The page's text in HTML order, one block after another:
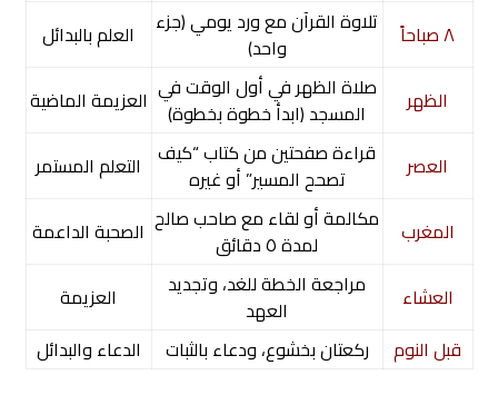
٨ صباحاً
تلاوة القرآن مع ورد يومي (جزء
واحد)
العلم بالبدائل
الظهر
صلاة الظهر في أول الوقت في
المسجد (ابدأ خطوة بخطوة)
العزيمة الماضية
العصر
قراءة صفحتين من كتاب “كيف
تصحح المسير” أو غيره
التعلم المستمر
المغرب
مكالمة أو لقاء مع صاحب صالح
لمدة ٥ دقائق
الصحبة الداعمة
العشاء
مراجعة الخطة للغد، وتجديد
العهد
العزيمة
قبل النوم
ركعتان بخشوع، ودعاء بالثبات الدعاء والبدائل